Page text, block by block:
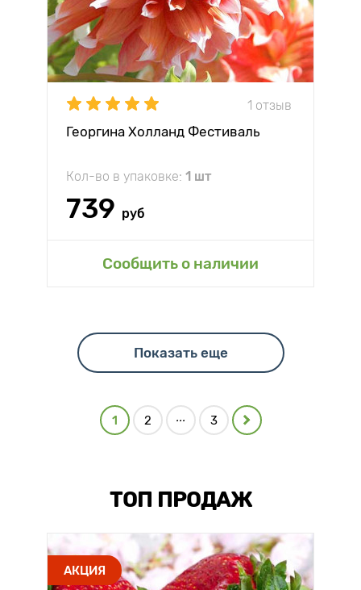
1 отзыв
Георгина Холланд Фестиваль
Кол-во в упаковке: 1 шт
739 руб
Сообщить о наличии
Показать еще
1 2 ... 3
ТОП ПРОДАЖ
АКЦИЯ